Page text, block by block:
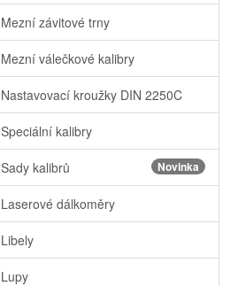
Mezní závitové trny
Mezní válečkové kalibry
Nastavovací kroužky DIN 2250C
Speciální kalibry
Sady kalibrů Novinka
Laserové dálkoměry
Libely
Lupy